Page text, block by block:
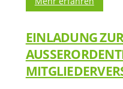
EINLADUNG